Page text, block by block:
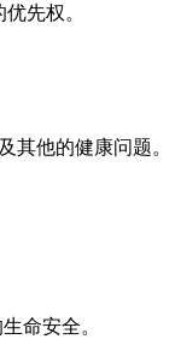
先权。
其他的健康问题。
命安全。